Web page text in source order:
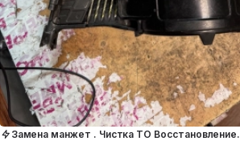
Замена манжет . Чистка ТО Восстановление.